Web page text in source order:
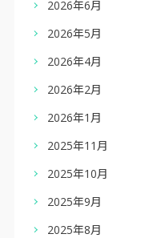
2026年6月
2026年5月
2026年4月
2026年2月
2026年1月
2025年11月
2025年10月
2025年9月
2025年8月